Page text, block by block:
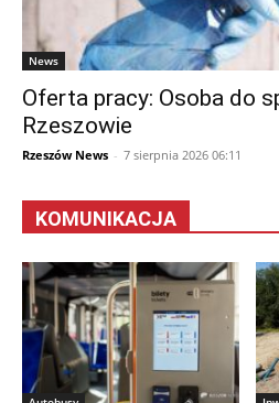
News
Oferta pracy: Osoba do
Rzeszowie
Rzeszów News - 7 sierpnia 2026 06:11
KOMUNIKACJA